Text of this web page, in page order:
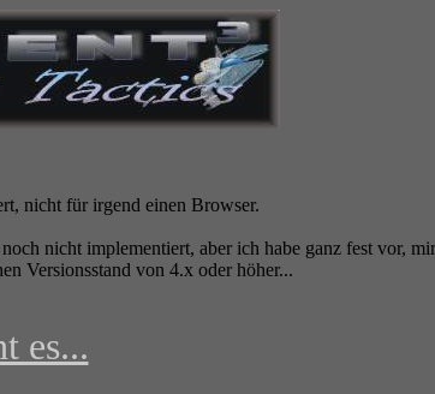
nicht für irgend einen Browser.
nicht implementiert, aber ich habe ganz fest vor,
Versionsstand von 4.x oder höher...
es...